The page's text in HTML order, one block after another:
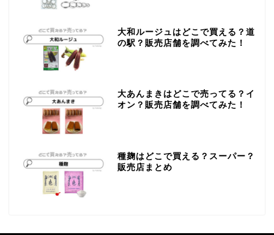
大和ルージュはどこで買える？道
の駅？販売店舗を調べてみた！
大あんまきはどこで売ってる？イ
オン？販売店舗を調べてみた！
種麹はどこで買える？スーパー？
販売店まとめ